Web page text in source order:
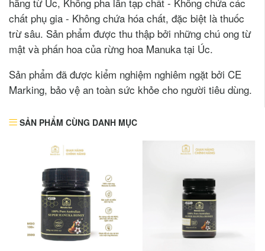
chất phụ gia - Không chứa hóa chất, đặc biệt là thuốc
trừ sâu. Sản phẩm được thu thập bởi những chú ong từ
mật và phấn hoa của rừng hoa Manuka tại Úc.
Sản phẩm đã được kiểm nghiệm nghiêm ngặt bởi CE
Marking, bảo vệ an toàn sức khỏe cho người tiêu dùng.
SẢN PHẨM CÙNG DANH MỤC